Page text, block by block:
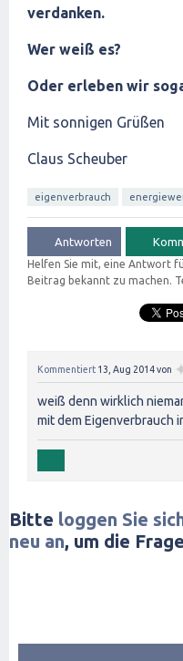
verdanken.
Wer weiß es?
Oder erleben wir
Mit sonnigen Grüßen
Claus Scheuber
eigenverbrauch
Helfen Sie mit, eine Antwort
Beitrag bekannt zu machen.
Kommentiert 13, Aug 2014von
weiß denn wirklich
mit dem Eigenverbrauch
Bitte loggen Sie
neu an, um die